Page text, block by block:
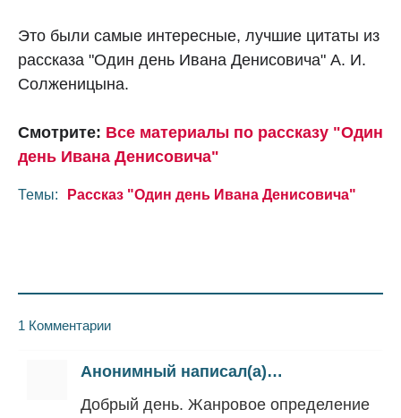
Это были самые интересные, лучшие цитаты из
рассказа "Один день Ивана Денисовича" А. И.
Солженицына.
Смотрите: Все материалы по рассказу "Один
день Ивана Денисовича"
Темы: Рассказ "Один день Ивана Денисовича"
1 Комментарии
Анонимный написал(а)…
Добрый день. Жанровое определение